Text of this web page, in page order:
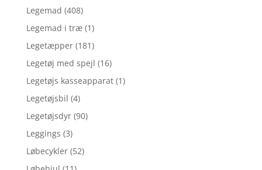
Legemad (408)
Legemad i træ (1)
Legetæpper (181)
Legetøj med spejl (16)
Legetøjs kasseapparat (1)
Legetøjsbil (4)
Legetøjsdyr (90)
Leggings (3)
Løbecykler (52)